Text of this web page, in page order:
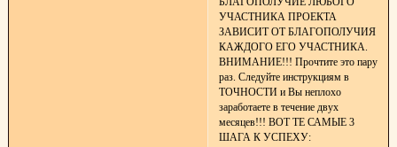
УЧАСТНИКА ПРОЕКТА
ЗАВИСИТ ОТ БЛАГОПОЛУЧИЯ
КАЖДОГО ЕГО УЧАСТНИКА.
ВНИМАНИЕ!!! Прочтите это пару
раз. Следуйте инструкциям в
ТОЧНОСТИ и Вы неплохо
заработаете в течение двух
месяцев!!! ВОТ ТЕ САМЫЕ 3
ШАГА К УСПЕХУ: